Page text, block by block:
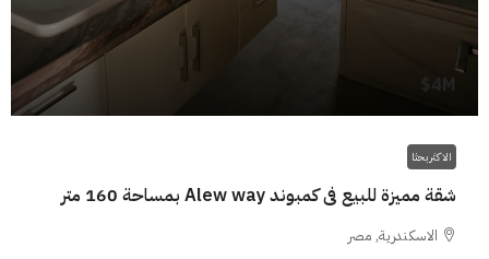
4M$
الاكثر بحثا
شقة مميزة للبيع فى كمبوند Alew way بمساحة 160 متر
الاسكندرية, مصر